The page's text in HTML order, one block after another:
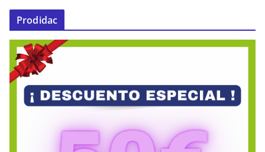
Prodidac